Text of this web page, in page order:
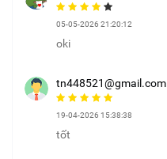
05-05-2026 21:20:12
oki
tn448521@gmail.com
19-04-2026 15:38:38
tốt